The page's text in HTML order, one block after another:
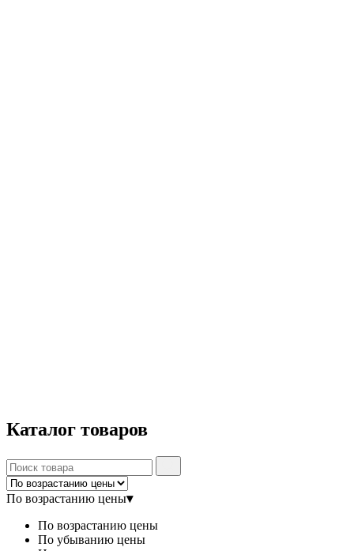
Каталог товаров
По возрастанию цены▾
По возрастанию цены
По убыванию цены